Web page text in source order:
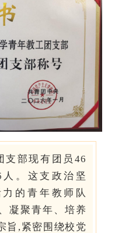
支部现有团员46
。这支政治坚
的青年教师队
凝聚青年、培养
旨,紧密围绕校党